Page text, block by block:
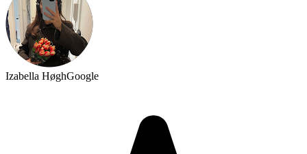
Izabella HøghGoogle